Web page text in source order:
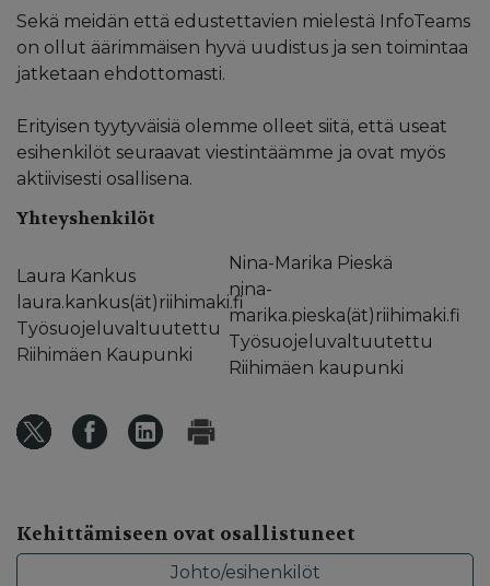
Sekä meidän että edustettavien mielestä InfoTeams
on ollut äärimmäisen hyvä uudistus ja sen toimintaa
jatketaan ehdottomasti.
Erityisen tyytyväisiä olemme olleet siitä, että useat
esihenkilöt seuraavat viestintäämme ja ovat myös
aktiivisesti osallisena.
Yhteyshenkilöt
Laura Kankus
laura.kankus(ät)riihimaki.fi
Työsuojeluvaltuutettu
Riihimäen Kaupunki
Nina-Marika Pieskä
nina-
marika.pieska(ät)riihimaki.fi
Työsuojeluvaltuutettu
Riihimäen kaupunki
Kehittämiseen ovat osallistuneet
Johto/esihenkilöt